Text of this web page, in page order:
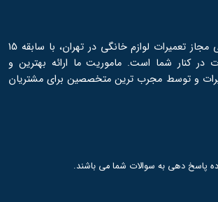
امداد آی.پی، نمایندگی مجاز تعمیرات لوازم خانگی در تهران، با سابقه 15
در کنار شما است. ماموریت ما ارائه بهترین و
و توسط مجرب ترین متخصصین برای مشتریان
پاسخ دهی به سوالات شما می باشند.